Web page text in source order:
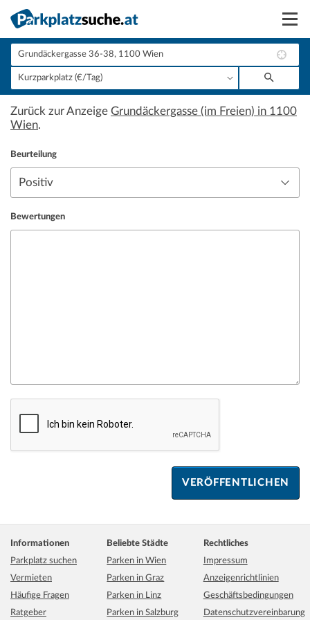
Suchen
Vermieten
Anmelden
Zurück zur Anzeige Grundäckergasse (im Freien) in 1100
Wien.
Beurteilung
Bewertungen
Informationen
Parkplatz suchen
Vermieten
Häufige Fragen
Ratgeber
Beliebte Städte
Parken in Wien
Parken in Graz
Parken in Linz
Parken in Salzburg
Rechtliches
Impressum
Anzeigenrichtlinien
Geschäftsbedingungen
Datenschutzvereinbarung